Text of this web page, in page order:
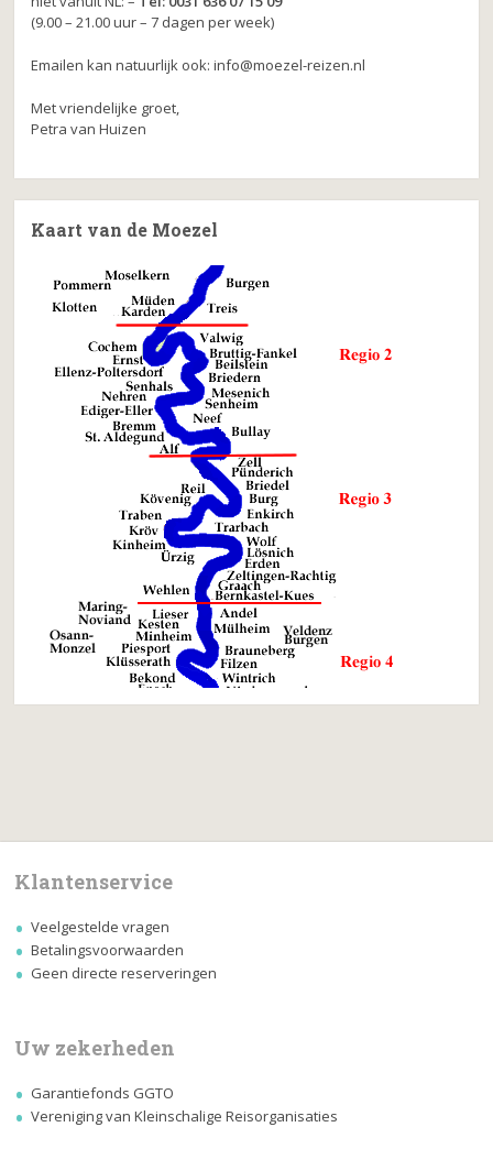
(9.00 – 21.00 uur – 7 dagen per week)
Emailen kan natuurlijk ook: info@moezel-reizen.nl
Met vriendelijke groet,
Petra van Huizen
Kaart van de Moezel
Klantenservice
Veelgestelde vragen
Betalingsvoorwaarden
Geen directe reserveringen
Uw zekerheden
Garantiefonds GGTO
Vereniging van Kleinschalige Reisorganisaties